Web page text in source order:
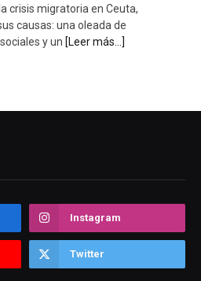
crisis migratoria en Ceuta,
causas: una oleada de
y un [Leer más...]
Instagram
Twitter